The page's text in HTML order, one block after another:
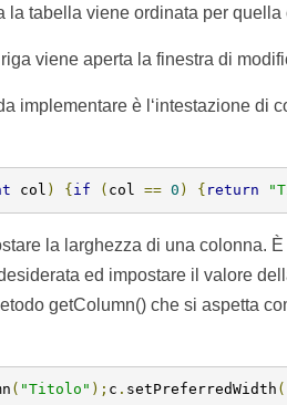
la tabella viene ordinata per quella
viene aperta la finestra di
implementare è l‘intestazione di
col ) { if ( col == 0 ) { return
la larghezza di una colonna.
ed impostare il valore
getColumn() che si aspetta
( "Titolo" ); c . setPreferredWidth (